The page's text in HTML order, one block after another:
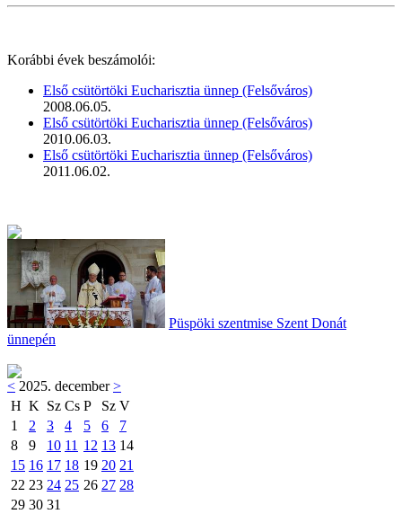
Korábbi évek beszámolói:
Első csütörtöki Eucharisztia ünnep (Felsőváros)
2008.06.05.
Első csütörtöki Eucharisztia ünnep (Felsőváros)
2010.06.03.
Első csütörtöki Eucharisztia ünnep (Felsőváros)
2011.06.02.
Püspöki szentmise Szent Donát
ünnepén
< 2025. december>
H K Sz Cs P Sz V
1
2 3 4 5 6
7
8
9 10 11 12 13 14
15 16 17 18 19 20 21
22 23 24 25 26 27 28
29 30 31